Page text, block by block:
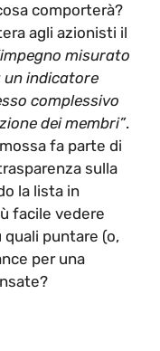
comporterà?
agli azionisti il
misurato
un indicatore
complessivo
dei membri”.
fa parte di
sulla
la lista in
facile vedere
puntare (o,
per una